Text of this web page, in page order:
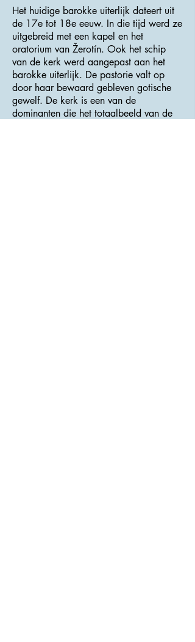
Het huidige barokke uiterlijk dateert uit
de 17e tot 18e eeuw. In die tijd werd ze
uitgebreid met een kapel en het
oratorium van Žerotín. Ook het schip
van de kerk werd aangepast aan het
barokke uiterlijk. De pastorie valt op
door haar bewaard gebleven gotische
gewelf. De kerk is een van de
dominanten die het totaalbeeld van de